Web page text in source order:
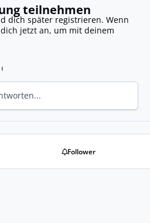
teilnehmen
dich später registrieren. Wenn
jetzt an, um mit deinem
Follower